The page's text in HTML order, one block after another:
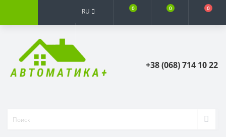
RU 0 0 0
+38 (068) 714 10 22